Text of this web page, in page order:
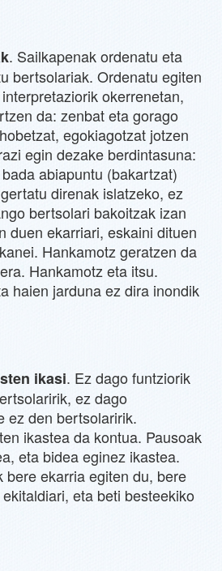
. Sailkapenak ordenatu eta
bertsolariak. Ordenatu egiten
okerrenetan,
da: zenbat eta gorago
egokiagotzat jotzen
egin dezake berdintasuna:
abiapuntu (bakartzat)
direnak islatzeko, ez
bertsolari bakoitzak izan
duen ekarriari, eskaini dituen
Hankamotz geratzen da
Hankamotz eta itsu.
haien jarduna ez dira inondik
ikasi. Ez dago funtziorik
ez dago
ez den bertsolaririk.
ikastea da kontua. Pausoak
eta bidea eginez ikastea.
bere ekarria egiten du, bere
eta beti besteekiko